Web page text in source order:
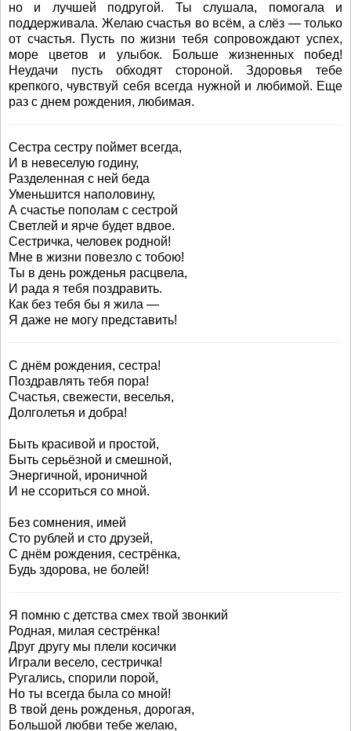
но и лучшей подругой. Ты слушала, помогала и
поддерживала. Желаю счастья во всём, а слёз — только
от счастья. Пусть по жизни тебя сопровождают успех,
море цветов и улыбок. Больше жизненных побед!
Неудачи пусть обходят стороной. Здоровья тебе
крепкого, чувствуй себя всегда нужной и любимой. Еще
раз с днем рождения, любимая.
Сестра сестру поймет всегда,
И в невеселую годину,
Разделенная с ней беда
Уменьшится наполовину,
А счастье пополам с сестрой
Светлей и ярче будет вдвое.
Сестричка, человек родной!
Мне в жизни повезло с тобою!
Ты в день рожденья расцвела,
И рада я тебя поздравить.
Как без тебя бы я жила —
Я даже не могу представить!
С днём рождения, сестра!
Поздравлять тебя пора!
Счастья, свежести, веселья,
Долголетья и добра!
Быть красивой и простой,
Быть серьёзной и смешной,
Энергичной, ироничной
И не ссориться со мной.
Без сомнения, имей
Сто рублей и сто друзей,
С днём рождения, сестрёнка,
Будь здорова, не болей!
Я помню с детства смех твой звонкий
Родная, милая сестрёнка!
Друг другу мы плели косички
Играли весело, сестричка!
Ругались, спорили порой,
Но ты всегда была со мной!
В твой день рожденья, дорогая,
Большой любви тебе желаю,